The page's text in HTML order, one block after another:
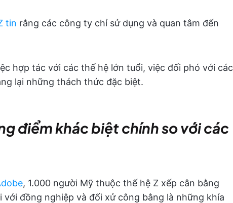
tin rằng các công ty chỉ sử dụng và quan tâm đến
hợp tác với các thế hệ lớn tuổi, việc đối phó với các
lại những thách thức đặc biệt.
điểm khác biệt chính so với các
, 1.000 người Mỹ thuộc thế hệ Z xếp cân bằng
đồng nghiệp và đối xử công bằng là những khía